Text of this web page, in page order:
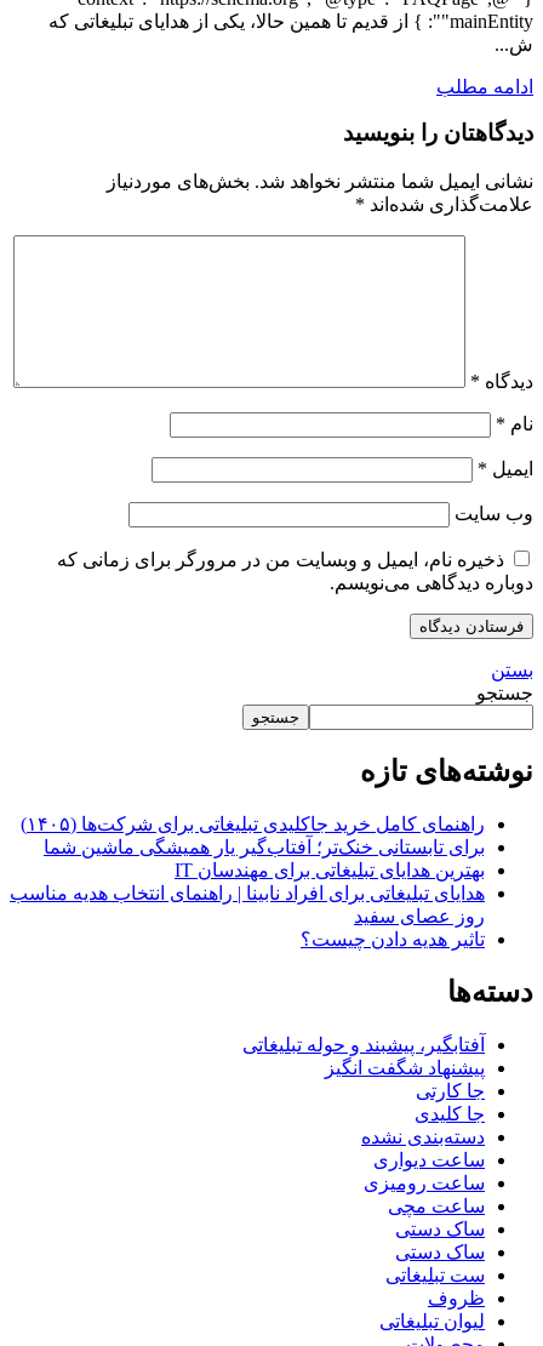
"mainEntity": } از قدیم تا همین حالا، یکی از هدایای تبلیغاتی که
ش...
ادامه مطلب
دیدگاهتان را بنویسید
نشانی ایمیل شما منتشر نخواهد شد. بخش‌های موردنیاز
علامت‌گذاری شده‌اند *
دیدگاه *
نام *
ایمیل *
وب‌ سایت
ذخیره نام، ایمیل و وبسایت من در مرورگر برای زمانی که
دوباره دیدگاهی می‌نویسم.
بستن
جستجو
جستجو
نوشته‌های تازه
راهنمای کامل خرید جاکلیدی تبلیغاتی برای شرکت‌ها (۱۴۰۵)
برای تابستانی خنک‌تر؛ آفتاب‌گیر یار همیشگی ماشین شما
بهترین هدایای تبلیغاتی برای مهندسان IT
هدایای تبلیغاتی برای افراد نابینا | راهنمای انتخاب هدیه مناسب
روز عصای سفید
تاثیر هدیه دادن چیست؟
دسته‌ها
آفتابگیر، پیشبند و حوله تبلیغاتی
پیشنهاد شگفت انگیز
جا کارتی
جا کلیدی
دسته‌بندی نشده
ساعت دیواری
ساعت رومیزی
ساعت مچی
ساک دستی
ساک دستی
ست تبلیغاتی
ظروف
لیوان تبلیغاتی